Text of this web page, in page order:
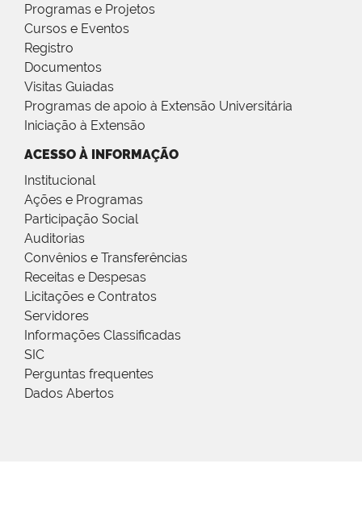
Programas e Projetos
Cursos e Eventos
Registro
Documentos
Visitas Guiadas
Programas de apoio à Extensão Universitária
Iniciação à Extensão
ACESSO À INFORMAÇÃO
Institucional
Ações e Programas
Participação Social
Auditorias
Convênios e Transferências
Receitas e Despesas
Licitações e Contratos
Servidores
Informações Classificadas
SIC
Perguntas frequentes
Dados Abertos